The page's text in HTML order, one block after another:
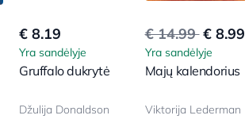
€ 8.19
Yra sandėlyje
Gruffalo dukrytė
Džulija Donaldson
€ 14.99€ 8.99
Yra sandėlyje
Majų kalendorius
Viktorija Lederman